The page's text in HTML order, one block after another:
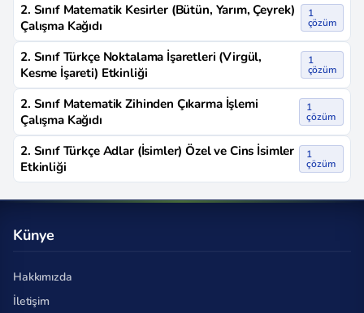
2. Sınıf Matematik Kesirler (Bütün, Yarım, Çeyrek)
Çalışma Kağıdı
1
çözüm
2. Sınıf Türkçe Noktalama İşaretleri (Virgül,
Kesme İşareti) Etkinliği
1
çözüm
2. Sınıf Matematik Zihinden Çıkarma İşlemi
Çalışma Kağıdı
1
çözüm
2. Sınıf Türkçe Adlar (İsimler) Özel ve Cins İsimler
Etkinliği
1
çözüm
Künye
Hakkımızda
İletişim